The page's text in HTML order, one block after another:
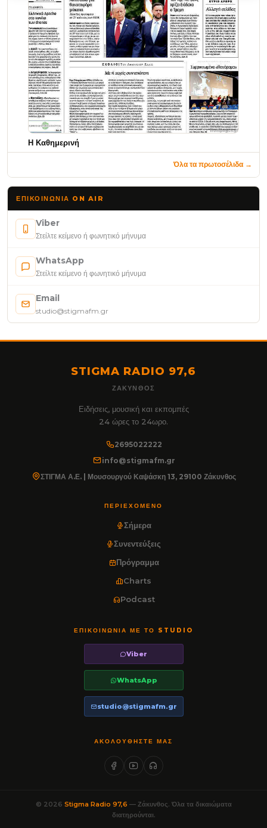
Η Καθημερινή
Όλα τα πρωτοσέλιδα →
ΕΠΙΚΟΙΝΩΝΊΑ ON AIR
Viber
Στείλτε κείμενο ή φωνητικό μήνυμα
WhatsApp
Στείλτε κείμενο ή φωνητικό μήνυμα
Email
studio@stigmafm.gr
STIGMA RADIO 97,6
ΖΆΚΥΝΘΟΣ
Ειδήσεις, μουσική και εκπομπές
24 ώρες το 24ωρο.
2695022222
info@stigmafm.gr
ΣΤΙΓΜΑ Α.Ε. | Μουσουργού Καψάσκη 13, 29100 Ζάκυνθος
ΠΕΡΙΕΧΌΜΕΝΟ
Σήμερα
Συνεντεύξεις
Πρόγραμμα
Charts
Podcast
ΕΠΙΚΟΙΝΩΝΊΑ ΜΕ ΤΟ STUDIO
Viber
WhatsApp
studio@stigmafm.gr
ΑΚΟΛΟΥΘΉΣΤΕ ΜΑΣ
© 2026 Stigma Radio 97,6 — Ζάκυνθος. Όλα τα δικαιώματα
διατηρούνται.